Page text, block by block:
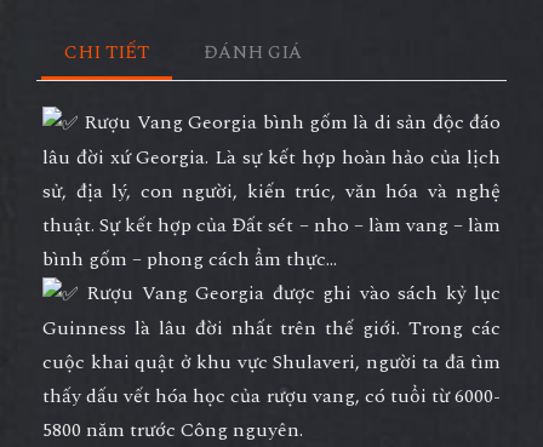
CHI TIẾT ĐÁNH GIÁ
Rượu Vang Georgia bình gốm là di sản độc đáo
lâu đời xứ Georgia. Là sự kết hợp hoàn hảo của lịch
sử, địa lý, con người, kiến trúc, văn hóa và nghệ
thuật. Sự kết hợp của Đất sét – nho – làm vang – làm
bình gốm – phong cách ẩm thực…
Rượu Vang Georgia được ghi vào sách kỷ lục
Guinness là lâu đời nhất trên thế giới. Trong các
cuộc khai quật ở khu vực Shulaveri, người ta đã tìm
thấy dấu vết hóa học của rượu vang, có tuổi từ 6000-
5800 năm trước Công nguyên.